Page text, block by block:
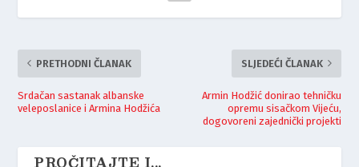
PRETHODNI ČLANAK
Srdačan sastanak albanske
veleposlanice i Armina Hodžića
SLJEDEĆI ČLANAK
Armin Hodžić donirao tehničku
opremu sisačkom Vijeću,
dogovoreni zajednički projekti
PROČITAJTE I...